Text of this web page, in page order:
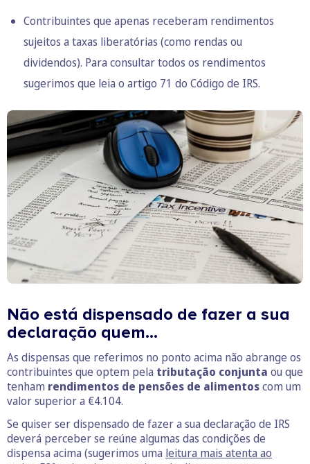
Contribuintes que apenas receberam rendimentos
sujeitos a taxas liberatórias (como rendas ou
dividendos). Para consultar todos os rendimentos
sugerimos que leia o artigo 71 do Código de IRS.
Não está dispensado de fazer a sua
declaração quem…
As dispensas que referimos no ponto acima não abrange os
contribuintes que optem pela tributação conjunta ou que
tenham rendimentos de pensões de alimentoscom um
valor superior a €4.104.
Se quiser ser dispensado de fazer a sua declaração de IRS
deverá perceber se reúne algumas das condições de
dispensa acima (sugerimos uma leitura mais atenta ao